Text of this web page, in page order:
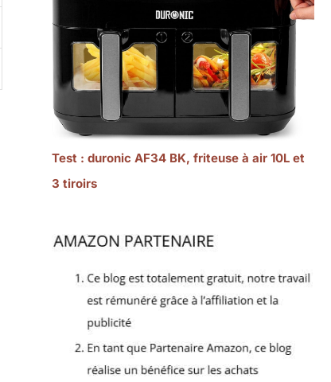
Test : duronic AF34 BK, friteuse à air 10L et
3 tiroirs